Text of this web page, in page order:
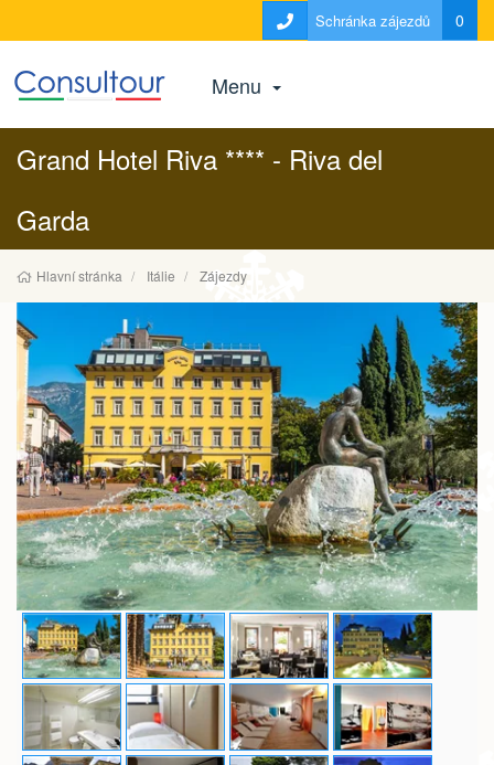
Schránka zájezdů 0
Menu
Grand Hotel Riva **** - Riva del
Garda
Hlavní stránka Itálie Zájezdy